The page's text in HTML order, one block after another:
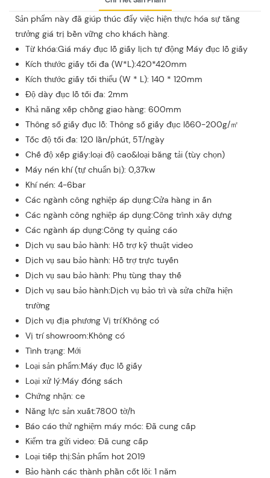
Sản phẩm này đã giúp thúc đẩy việc hiện thực hóa sự tăng
trưởng giá trị bền vững cho khách hàng.
Từ khóa:Giá máy đục lỗ giấy lịch tự động Máy đục lỗ giấy
Kích thước giấy tối đa (W*L):420*420mm
Kích thước giấy tối thiểu (W * L): 140 * 120mm
Độ dày đục lỗ tối đa: 2mm
Khả năng xếp chồng giao hàng: 600mm
Thông số giấy đục lỗ: Thông số giấy đục lỗ60-200g/㎡
Tốc độ tối đa: 120 lần/phút, 5T/ngày
Chế độ xếp giấy:loại độ cao&loại băng tải (tùy chọn)
Máy nén khí (tự chuẩn bị): 0,37kw
Khí nén: 4-6bar
Các ngành công nghiệp áp dụng:Cửa hàng in ấn
Các ngành công nghiệp áp dụng:Công trình xây dựng
Các ngành áp dụng:Công ty quảng cáo
Dịch vụ sau bảo hành: Hỗ trợ kỹ thuật video
Dịch vụ sau bảo hành: Hỗ trợ trực tuyến
Dịch vụ sau bảo hành: Phụ tùng thay thế
Dịch vụ sau bảo hành:Dịch vụ bảo trì và sửa chữa hiện
trường
Dịch vụ địa phương Vị trí:Không có
Vị trí showroom:Không có
Tình trạng: Mới
Loại sản phẩm:Máy đục lỗ giấy
Loại xử lý:Máy đóng sách
Chứng nhận: ce
Năng lực sản xuất:7800 tờ/h
Báo cáo thử nghiệm máy móc: Đã cung cấp
Kiểm tra gửi video: Đã cung cấp
Loại tiếp thị:Sản phẩm hot 2019
Bảo hành các thành phần cốt lõi: 1 năm